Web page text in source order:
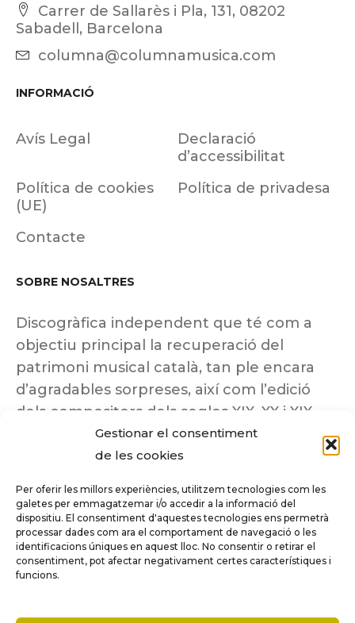
Gestionar el consentiment
de les cookies
Per oferir les millors experiències, utilitzem tecnologies com les
galetes per emmagatzemar i/o accedir a la informació del
dispositiu. El consentiment d'aquestes tecnologies ens permetrà
processar dades com ara el comportament de navegació o les
identificacions úniques en aquest lloc. No consentir o retirar el
consentiment, pot afectar negativament certes característiques i
funcions.
Carrer de Sallarès i Pla, 131, 08202
Sabadell, Barcelona
columna@columnamusica.com
INFORMACIÓ
Avís Legal
Declaració
d’accessibilitat
Política de cookies
(UE)
Política de privadesa
Contacte
SOBRE NOSALTRES
Discogràfica independent que té com a
objectiu principal la recuperació del
patrimoni musical català, tan ple encara
d’agradables sorpreses, així com l’edició
dels compositors dels segles XIX, XX i XIX
insuficientment coneguts.
Tots els drets reservats a ©Columna
Música.